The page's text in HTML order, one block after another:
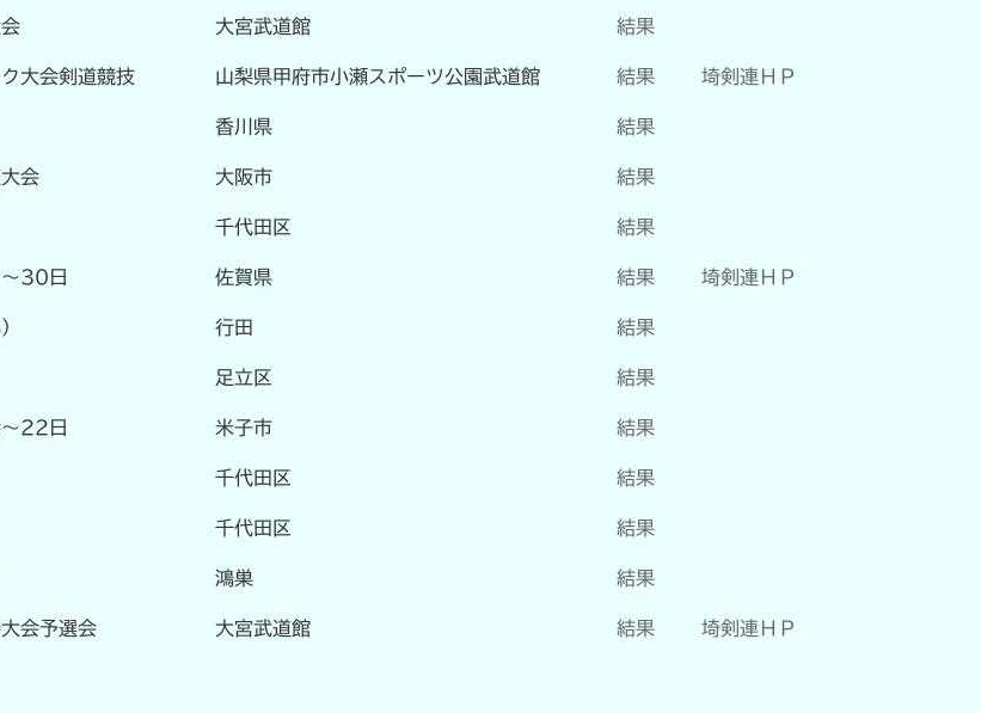
大宮武道館 結果
大会剣道競技 山梨県甲府市小瀬スポーツ公園武道館 結果 埼剣連ＨＰ
香川県 結果
会 大阪市 結果
千代田区 結果
30日 佐賀県 結果 埼剣連ＨＰ
行田 結果
足立区 結果
～22日 米子市 結果
千代田区 結果
千代田区 結果
鴻巣 結果
会予選会 大宮武道館 結果 埼剣連ＨＰ